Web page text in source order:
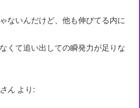
ないんだけど、他も伸びてる内に
くて追い出しての瞬発力が足りな
ん より: